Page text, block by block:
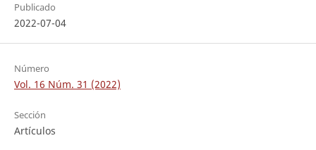
Publicado
2022-07-04
Número
Vol. 16 Núm. 31 (2022)
Sección
Artículos